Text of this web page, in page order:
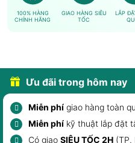
100% HÀNG
CHÍNH HÃNG
GIAO HÀNG SIÊU
TỐC
LẮP
Ưu đãi trong hôm nay
Miễn phí giao hàng toàn
Miễn phí kỹ thuật lắp đặt
Có giao SIÊU TỐC 2H (TP.